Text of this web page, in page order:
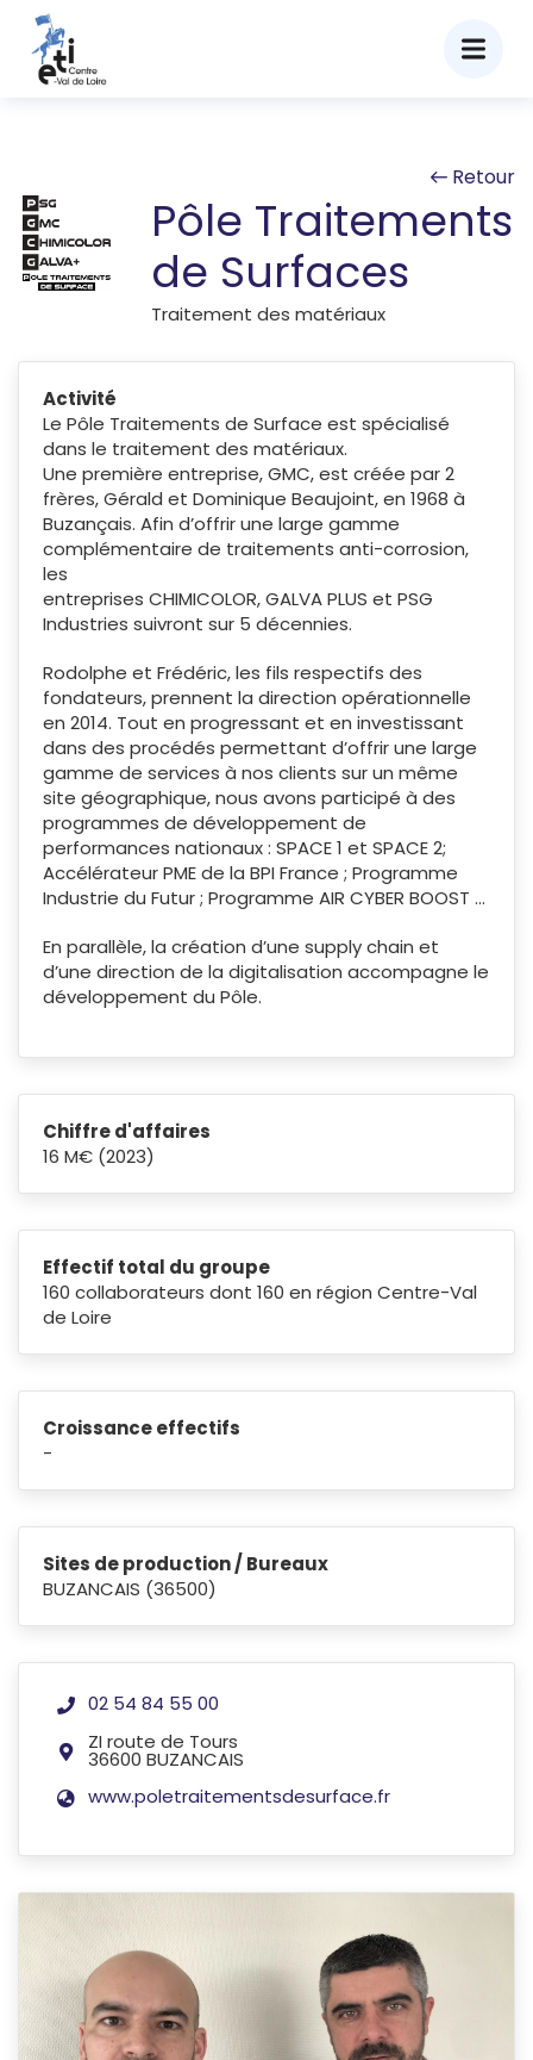
Retour
Pôle Traitements
de Surfaces
Traitement des matériaux
Activité
Le Pôle Traitements de Surface est spécialisé
dans le traitement des matériaux.
Une première entreprise, GMC, est créée par 2
frères, Gérald et Dominique Beaujoint, en 1968 à
Buzançais. Afin d’offrir une large gamme
complémentaire de traitements anti-corrosion,
les
entreprises CHIMICOLOR, GALVA PLUS et PSG
Industries suivront sur 5 décennies.
Rodolphe et Frédéric, les fils respectifs des
fondateurs, prennent la direction opérationnelle
en 2014. Tout en progressant et en investissant
dans des procédés permettant d’offrir une large
gamme de services à nos clients sur un même
site géographique, nous avons participé à des
programmes de développement de
performances nationaux : SPACE 1 et SPACE 2;
Accélérateur PME de la BPI France ; Programme
Industrie du Futur ; Programme AIR CYBER BOOST …
En parallèle, la création d’une supply chain et
d’une direction de la digitalisation accompagne le
développement du Pôle.
Chiffre d'affaires
16 M€ (2023)
Effectif total du groupe
160 collaborateurs dont 160 en région Centre-Val
de Loire
Croissance effectifs
-
Sites de production / Bureaux
BUZANCAIS (36500)
02 54 84 55 00
ZI route de Tours
36600 BUZANCAIS
www.poletraitementsdesurface.fr